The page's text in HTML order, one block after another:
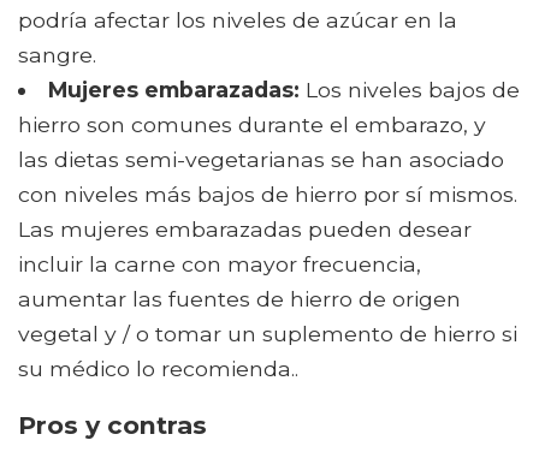
podría afectar los niveles de azúcar en la
sangre.
Mujeres embarazadas: Los niveles bajos de
hierro son comunes durante el embarazo, y
las dietas semi-vegetarianas se han asociado
con niveles más bajos de hierro por sí mismos.
Las mujeres embarazadas pueden desear
incluir la carne con mayor frecuencia,
aumentar las fuentes de hierro de origen
vegetal y / o tomar un suplemento de hierro si
su médico lo recomienda..
Pros y contras